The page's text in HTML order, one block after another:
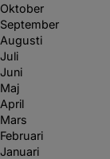
Oktober
September
Augusti
Juli
Juni
Maj
April
Mars
Februari
Januari